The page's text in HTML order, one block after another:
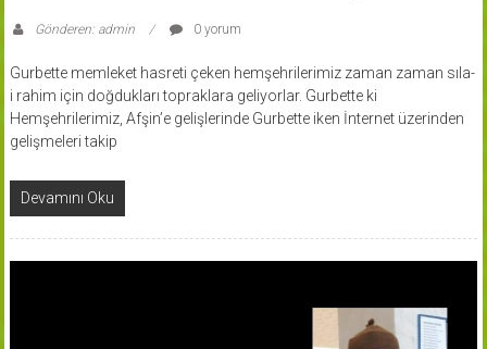
Gönderen: admin 0 yorum
Gurbette memleket hasreti çeken hemşehrilerimiz zaman zaman sıla-
i rahim için doğdukları topraklara geliyorlar. Gurbette ki
Hemşehrilerimiz, Afşin’e gelişlerinde Gurbette iken İnternet üzerinden
gelişmeleri takip
Devamını Oku